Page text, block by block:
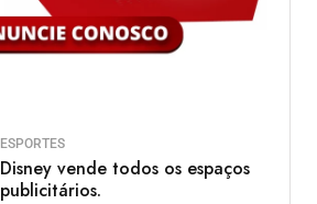
ESPORTES
Disney vende todos os espaços
publicitários.